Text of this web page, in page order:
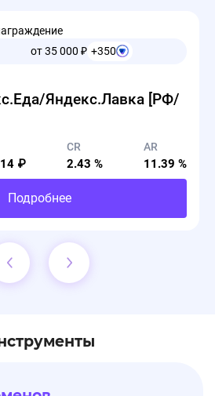
от 35 000 ₽ +350
Яндекс.Лавка [РФ/
₽
CR
2.43 %
AR
11.39 %
Подробнее